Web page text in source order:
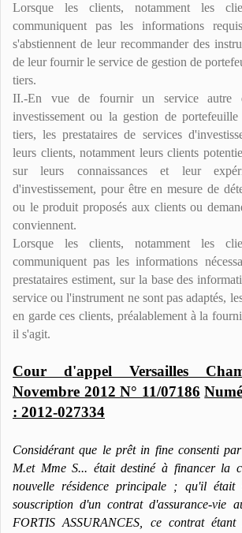
Lorsque les clients, notamment les
communiquent pas les informations
s'abstiennent de leur recommander des
de leur fournir le service de gestion de
tiers.
II.-En vue de fournir un service autre
investissement ou la gestion de
tiers, les prestataires de services
leurs clients, notamment leurs clients
sur leurs connaissances et leur
d'investissement, pour être en mesure de
ou le produit proposés aux clients ou
conviennent.
Lorsque les clients, notamment les
communiquent pas les informations
prestataires estiment, sur la base des
service ou l'instrument ne sont pas adaptés,
en garde ces clients, préalablement à la
il s'agit.
Cour d'appel Versailles
Novembre 2012 N° 11/07186
: 2012-027334
Considérant que le prêt in fine consenti
M.et Mme S... était destiné à financer la
nouvelle résidence principale ; qu'il était
souscription d'un contrat d'assurance-vie
FORTIS ASSURANCES, ce contrat